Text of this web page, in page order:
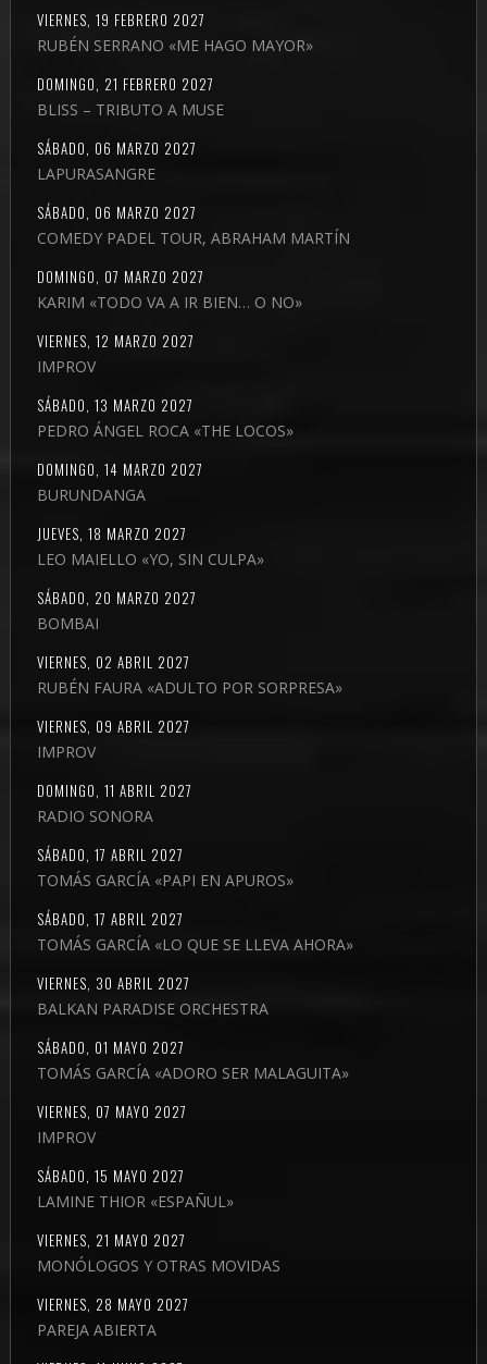
VIERNES, 19 FEBRERO 2027
RUBÉN SERRANO «ME HAGO MAYOR»
DOMINGO, 21 FEBRERO 2027
BLISS – TRIBUTO A MUSE
SÁBADO, 06 MARZO 2027
LAPURASANGRE
SÁBADO, 06 MARZO 2027
COMEDY PADEL TOUR, ABRAHAM MARTÍN
DOMINGO, 07 MARZO 2027
KARIM «TODO VA A IR BIEN… O NO»
VIERNES, 12 MARZO 2027
IMPROV
SÁBADO, 13 MARZO 2027
PEDRO ÁNGEL ROCA «THE LOCOS»
DOMINGO, 14 MARZO 2027
BURUNDANGA
JUEVES, 18 MARZO 2027
LEO MAIELLO «YO, SIN CULPA»
SÁBADO, 20 MARZO 2027
BOMBAI
VIERNES, 02 ABRIL 2027
RUBÉN FAURA «ADULTO POR SORPRESA»
VIERNES, 09 ABRIL 2027
IMPROV
DOMINGO, 11 ABRIL 2027
RADIO SONORA
SÁBADO, 17 ABRIL 2027
TOMÁS GARCÍA «PAPI EN APUROS»
SÁBADO, 17 ABRIL 2027
TOMÁS GARCÍA «LO QUE SE LLEVA AHORA»
VIERNES, 30 ABRIL 2027
BALKAN PARADISE ORCHESTRA
SÁBADO, 01 MAYO 2027
TOMÁS GARCÍA «ADORO SER MALAGUITA»
VIERNES, 07 MAYO 2027
IMPROV
SÁBADO, 15 MAYO 2027
LAMINE THIOR «ESPAÑUL»
VIERNES, 21 MAYO 2027
MONÓLOGOS Y OTRAS MOVIDAS
VIERNES, 28 MAYO 2027
PAREJA ABIERTA